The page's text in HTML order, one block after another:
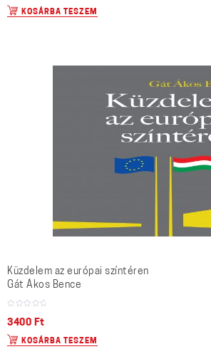
KOSÁRBA TESZEM
Küzdelem az európai színtéren
Gát Ákos Bence
3400 Ft
KOSÁRBA TESZEM